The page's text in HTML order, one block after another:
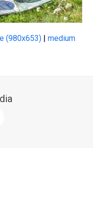
(980x653) |medium